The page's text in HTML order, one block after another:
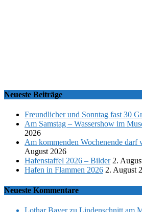
Neueste Beiträge
Freundlicher und Sonntag fast 30
Am Samstag – Wassershow im
2026
Am kommenden Wochenende darf
August 2026
Hafenstaffel 2026 – Bilder 2.
Hafen in Flammen 2026 2. August
Neueste Kommentare
Lothar Bayerzu Lindenschnitt am